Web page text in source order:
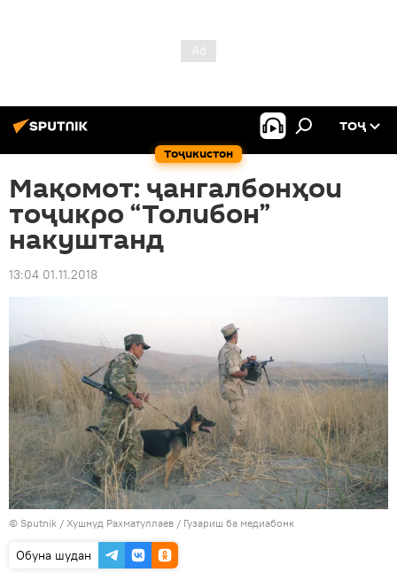
Тоҷикистон
ТОҶ
Мақомот: ҷангалбонҳои
тоҷикро “Толибон”
накуштанд
13:04 01.11.2018
© Sputnik / Хушнуд Рахматуллаев / Гузариш ба медиабонк
Обуна шудан